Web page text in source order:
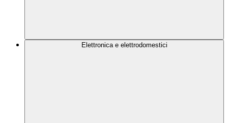
Elettronica e elettrodomestici